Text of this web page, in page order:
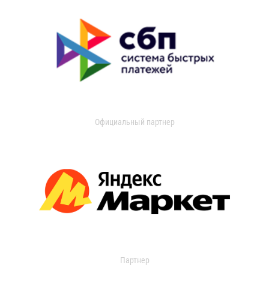
Официальный партнер
Партнер